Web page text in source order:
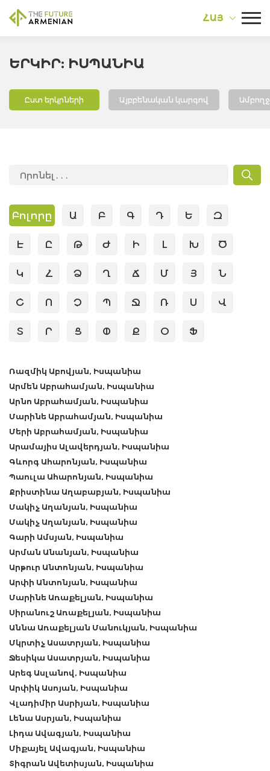
ՀԱՅ
ԵՐԿԻՐ: ԻՍՊԱՆԻԱ
Ըստ երկրների Այբբենական կարգով
Բոլորը Ա Բ Գ Դ Ե Զ
Է Ը Թ Ժ Ի Լ Խ Ծ
Կ Հ Ձ Ղ Ճ Մ Յ Ն
Շ Ո Չ Պ Ջ Ռ Ս Վ
Տ Ր Ց Փ Ք Օ Ֆ
Ռազմիկ Աբովյան, Իսպանիա
Արմեն Աբրահամյան, Իսպանիա
Արնո Աբրահամյան, Իսպանիա
Մարինե Աբրահամյան, Իսպանիա
Մերի Աբրահամյան, Իսպանիա
Արամայիս Ալավերդյան, Իսպանիա
Գևորգ Ահարոնյան, Իսպանիա
Պաուլա Ահարոնյան, Իսպանիա
Քրիստինա Աղաբաբյան, Իսպանիա
Մակիչ Աղանյան, Իսպանիա
Մակիչ Աղանյան, Իսպանիա
Գարի Ամսյան, Իսպանիա
Արման Անանյան, Իսպանիա
Արթուր Անտոնյան, Իսպանիա
Արփի Անտոնյան, Իսպանիա
Մարինե Առաքելյան, Իսպանիա
Սիրանուշ Առաքելյան, Իսպանիա
Աննա Առաքելյան Մանուկյան, Իսպանիա
Մկրտիչ Ասատրյան, Իսպանիա
Ջեսիկա Ասատրյան, Իսպանիա
Արեգ Ասլանով, Իսպանիա
Արփիկ Ասոյան, Իսպանիա
Վլադիմիր Ասրիյան, Իսպանիա
Լենա Ասրյան, Իսպանիա
Լիդա Ավագյան, Իսպանիա
Միքայել Ավագյան, Իսպանիա
Տիգրան Ավետիսյան, Իսպանիա